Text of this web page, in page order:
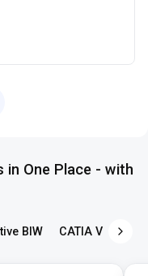
in One Place - with
BIW CATIA V5